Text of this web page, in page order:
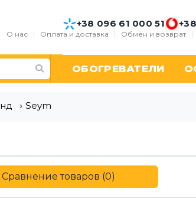
+38 096 61 000 51
О нас Оплата и доставка Обмен и возврат
ОБОГРЕВАТЕЛИ
Seym
Сравнение товаров (0)